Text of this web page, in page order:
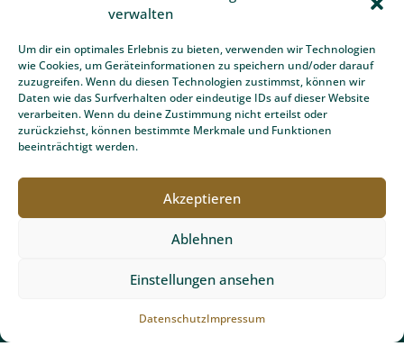
verwalten
Um dir ein optimales Erlebnis zu bieten, verwenden wir Technologien
wie Cookies, um Geräteinformationen zu speichern und/oder darauf
zuzugreifen. Wenn du diesen Technologien zustimmst, können wir
Daten wie das Surfverhalten oder eindeutige IDs auf dieser Website
verarbeiten. Wenn du deine Zustimmung nicht erteilst oder
zurückziehst, können bestimmte Merkmale und Funktionen
beeinträchtigt werden.
Akzeptieren
Ablehnen
Einstellungen ansehen
DatenschutzImpressum